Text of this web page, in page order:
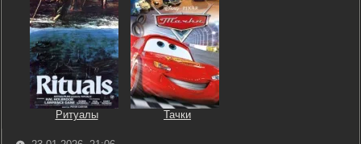
Ритуалы Тачки